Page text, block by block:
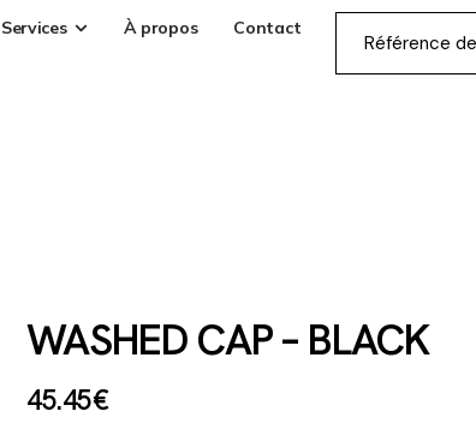
Services À propos Contact
WASHED CAP – BLACK
45.45€